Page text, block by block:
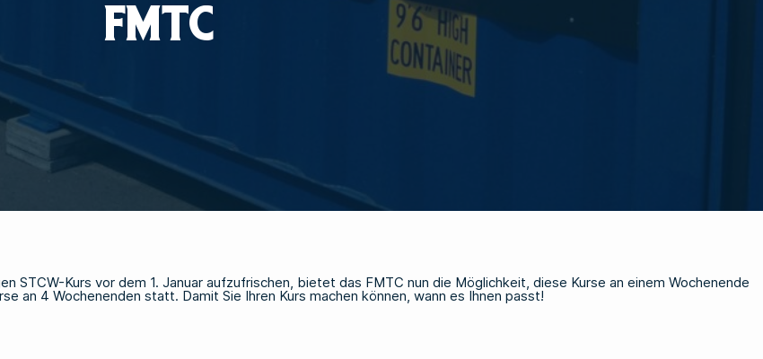
FMTC
STCW-Kurs vor dem 1. Januar aufzufrischen, bietet das FMTC nun die Möglichkeit, diese Kurse an einem Wochenende
an 4 Wochenenden statt. Damit Sie Ihren Kurs machen können, wann es Ihnen passt!